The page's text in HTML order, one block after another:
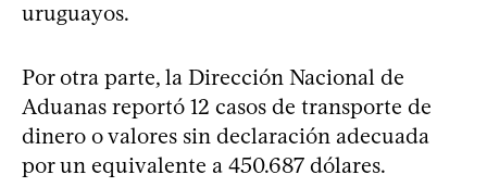
uruguayos.
Por otra parte, la Dirección Nacional de
Aduanas reportó 12 casos de transporte de
dinero o valores sin declaración adecuada
por un equivalente a 450.687 dólares.